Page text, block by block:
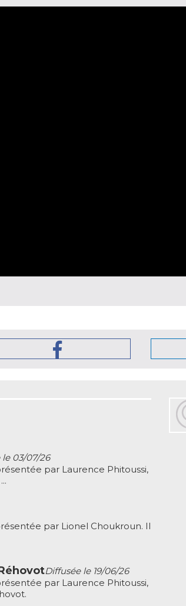
le 03/07/26
par Laurence Phitoussi,
par Lionel Choukroun. Il
Diffusée le 19/06/26
par Laurence Phitoussi,